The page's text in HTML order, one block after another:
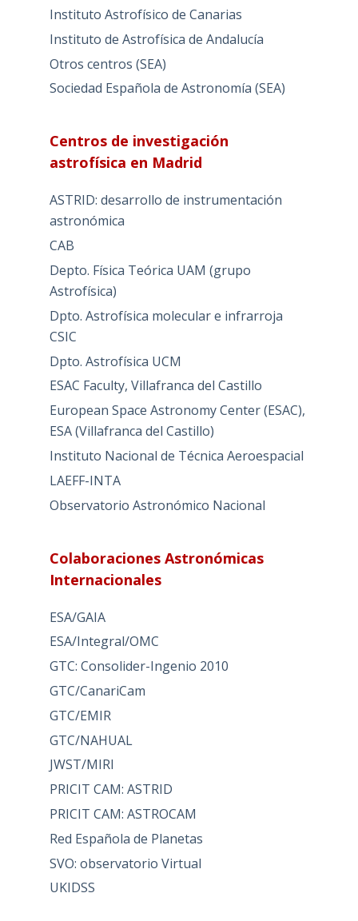
Instituto Astrofísico de Canarias
Instituto de Astrofísica de Andalucía
Otros centros (SEA)
Sociedad Española de Astronomía (SEA)
Centros de investigación
astrofísica en Madrid
ASTRID: desarrollo de instrumentación
astronómica
CAB
Depto. Física Teórica UAM (grupo
Astrofísica)
Dpto. Astrofísica molecular e infrarroja
CSIC
Dpto. Astrofísica UCM
ESAC Faculty, Villafranca del Castillo
European Space Astronomy Center (ESAC),
ESA (Villafranca del Castillo)
Instituto Nacional de Técnica Aeroespacial
LAEFF-INTA
Observatorio Astronómico Nacional
Colaboraciones Astronómicas
Internacionales
ESA/GAIA
ESA/Integral/OMC
GTC: Consolider-Ingenio 2010
GTC/CanariCam
GTC/EMIR
GTC/NAHUAL
JWST/MIRI
PRICIT CAM: ASTRID
PRICIT CAM: ASTROCAM
Red Española de Planetas
SVO: observatorio Virtual
UKIDSS